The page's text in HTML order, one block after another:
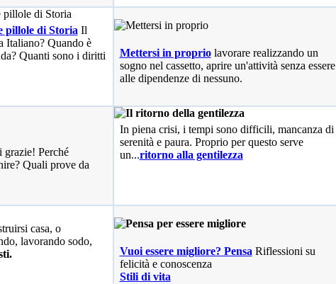
pillole di Storia Il
Italiano? Quando è
Quanti sono i diritti
Mettersi in propriolavorare realizzando un
sogno nel cassetto, aprire un'attività senza essere
alle dipendenze di nessuno.
grazie! Perché
Quali prove da
In piena crisi, i tempi sono difficili, mancanza di
serenità e paura. Proprio per questo serve
un...ritorno alla gentilezza
casa, o
lavorando sodo,
Vuoi essere migliore? Pensa Riflessioni su
felicità e conoscenza
Stili di vita